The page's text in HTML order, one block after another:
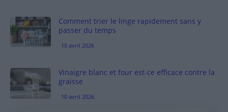
Comment trier le linge rapidement sans y
passer du temps
10 avril 2026
Vinaigre blanc et four est-ce efficace contre la
graisse
10 avril 2026